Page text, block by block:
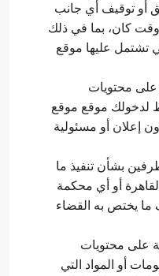
أو توقيف أي جانب
كان، بما في ذلك
تشتمل عليها موقع
محتويات
لدخولك موقع موقع
إعلان أو مسئولية
بشأن تنفيذ ما
أو أي محكمة
يختص به القضاء
على محتويات
أو المواد التي